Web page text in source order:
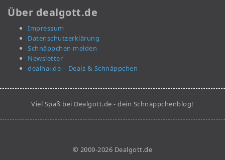
Über dealgott.de
Impressum
Datenschutzerklärung
Schnäppchen melden
Newsletter
dealhai.de – Deals & Schnäppchen
Viel Spaß bei Dealgott.de - dein Schnäppchenblog!
© 2009-2026 Dealgott.de